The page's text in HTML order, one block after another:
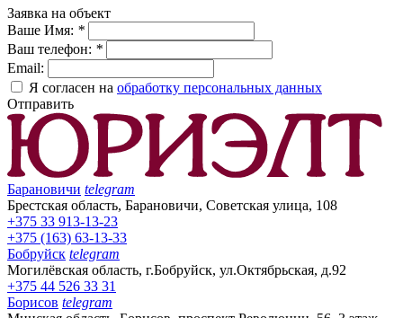
Заявка на объект
Ваше Имя: *
Ваш телефон: *
Email:
Я согласен на обработку персональных данных
Отправить
Барановичи telegram
Брестская область, Барановичи, Советская улица, 108
+375 33 913-13-23
+375 (163) 63-13-33
Бобруйск telegram
Могилёвская область, г.Бобруйск, ул.Октябрьская, д.92
+375 44 526 33 31
Борисов telegram